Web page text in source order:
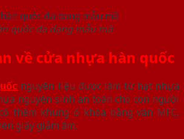
quốc đa dạng mẫu mã
về cửa nhựa hàn quốc
nguyên liệu được làm từ hạt nhựa
nguyên sinh an toàn cho con người
thêm khung ổ khóa bằng ván MFC,
giấy giảm âm.